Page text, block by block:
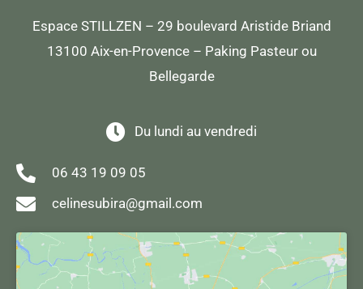
m
Espace STILLZEN – 29 boulevard Aristide Briand
13100 Aix-en-Provence – Paking Pasteur ou
Bellegarde
Du lundi au vendredi
06 43 19 09 05
celinesubira@gmail.com